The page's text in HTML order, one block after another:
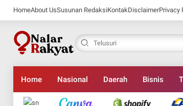
HomeAbout UsSusunan RedaksiKontakDisclaimerPrivacy
Home Nasional Daerah Bisnis